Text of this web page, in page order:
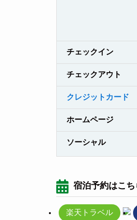
チェックイン
チェックアウト
クレジットカード
ホームページ
ソーシャル
宿泊予約はこち
楽天トラベル